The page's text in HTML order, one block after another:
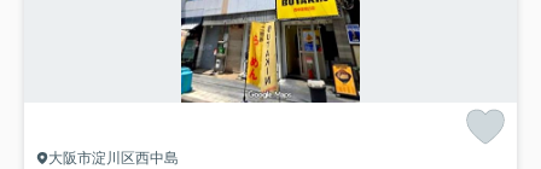
大阪市淀川区西中島